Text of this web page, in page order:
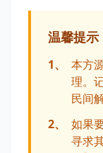
温馨提示
1、
本方
理。
民间
2、
如果
寻求